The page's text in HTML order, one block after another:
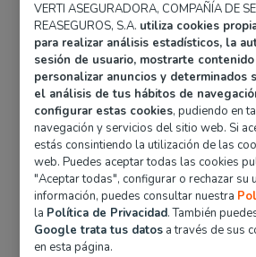
A
Audi
B
BMW
C
Citröen
D
Dacia
VERTI ASEGURADORA, COMPAÑÍA DE
REASEGUROS, S.A. utiliza cookies
para realizar análisis estadísticos, la
sesión de usuario, mostrarte
personalizar anuncios y determinados
el análisis de tus hábitos de
configurar estas cookies, pudiendo en
navegación y servicios del sitio web. Si
estás consintiendo la utilización de las
web. Puedes aceptar todas las cookies
"Aceptar todas", configurar o rechazar su
información, puedes consultar nuestra
la Política de Privacidad. También
Google trata tus datos a través de sus
en esta página.